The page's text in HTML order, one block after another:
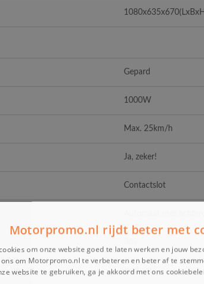
1080x635x670
Gepard
1000W
Max. 25km/h
Ja, zeker!
Contactslot
lead acid
Motorpromo.nl rijdt beter met
om onze website goed te laten werken en jouw
om Motorpromo.nl te verbeteren en beter af te
website te gebruiken, ga je akkoord met ons